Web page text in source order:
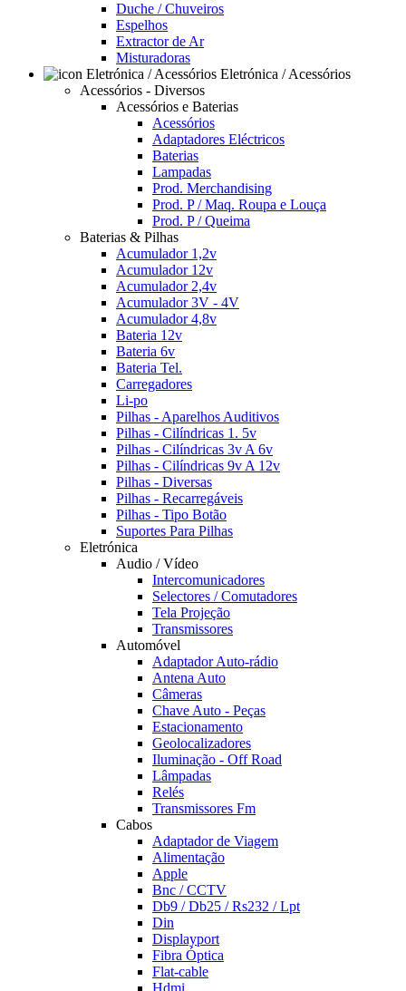
Duche / Chuveiros
Espelhos
Extractor de Ar
Misturadoras
Eletrónica / Acessórios
Acessórios - Diversos
Acessórios e Baterias
Acessórios
Adaptadores Eléctricos
Baterias
Lampadas
Prod. Merchandising
Prod. P / Maq. Roupa e Louça
Prod. P / Queima
Baterias & Pilhas
Acumulador 1,2v
Acumulador 12v
Acumulador 2,4v
Acumulador 3V - 4V
Acumulador 4,8v
Bateria 12v
Bateria 6v
Bateria Tel.
Carregadores
Li-po
Pilhas - Aparelhos Auditivos
Pilhas - Cilíndricas 1. 5v
Pilhas - Cilíndricas 3v A 6v
Pilhas - Cilíndricas 9v A 12v
Pilhas - Diversas
Pilhas - Recarregáveis
Pilhas - Tipo Botão
Suportes Para Pilhas
Eletrónica
Audio / Vídeo
Intercomunicadores
Selectores / Comutadores
Tela Projeção
Transmissores
Automóvel
Adaptador Auto-rádio
Antena Auto
Câmeras
Chave Auto - Peças
Estacionamento
Geolocalizadores
Iluminação - Off Road
Lâmpadas
Relés
Transmissores Fm
Cabos
Adaptador de Viagem
Alimentação
Apple
Bnc / CCTV
Db9 / Db25 / Rs232 / Lpt
Din
Displayport
Fibra Óptica
Flat-cable
Hdmi